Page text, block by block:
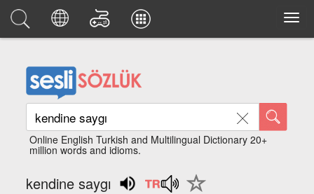
Online English Turkish and Multilingual Dictionary 20+
million words and idioms.
kendine saygı